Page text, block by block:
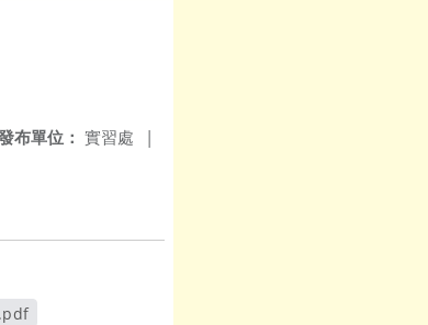
布單位： 實習處 |